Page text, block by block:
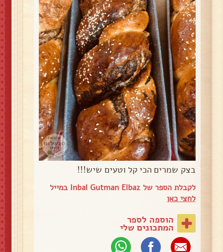
בצק שמרים הכי קל וטעים שיש!!!
לקבלת הספר של Inbal Gutman Elbaz במייל
לחצי כאן
הוספה לספר
המתכונים שלי